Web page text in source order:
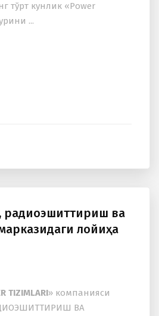
тўрт кунлик «Power
...
радиоэшиттириш ва
лойиҳа
TIZIMLARI» компанияси
ВА